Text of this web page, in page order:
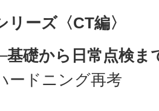
ーズ〈CT編〉
基礎から日常点検ま
ードニング再考